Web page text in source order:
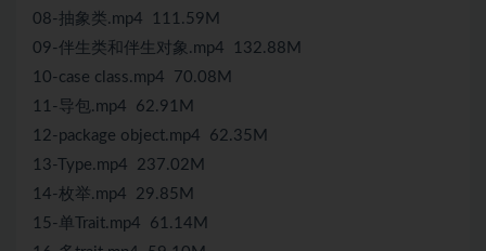
08-抽象类.mp4 111.59M
09-伴生类和伴生对象.mp4 132.88M
10-case class.mp4 70.08M
11-导包.mp4 62.91M
12-package object.mp4 62.35M
13-Type.mp4 237.02M
14-枚举.mp4 29.85M
15-单Trait.mp4 61.14M